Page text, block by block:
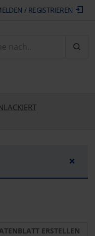
/ REGISTRIEREN
×
ERSTELLEN